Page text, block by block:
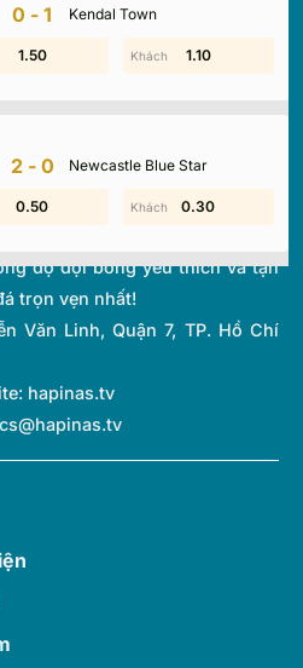
0-1 Kendal Town
0.30 1.00
1.50 1.10
2-0 Newcastle Blue Star
0.60 1.60
0.50 0.30
hơn 1.000 giải đấu toàn cầu.
độ cập nhật thời gian thực
tôi giúp bạn không bỏ lỡ bất kỳ
độ đội bóng yêu thích và tận
trọn vẹn nhất!
Văn Linh, Quận 7, TP. Hồ Chí
hapinas.tv
cs@hapinas.tv